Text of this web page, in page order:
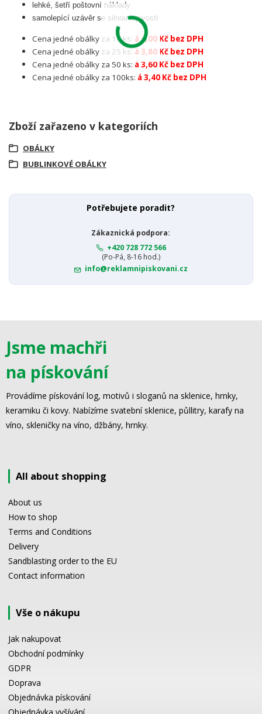
lehké, šetří poštovní náklady
samolepící uzávěr se silnou lepivostí
Cena jedné obálky za 10 ks: á 4,00 Kč bez DPH
Cena jedné obálky za 25 ks: á 3,80 Kč bez DPH
Cena jedné obálky za 50 ks: á 3,60 Kč bez DPH
Cena jedné obálky za 100ks: á 3,40 Kč bez DPH
Zboží zařazeno v kategoriích
OBÁLKY
BUBLINKOVÉ OBÁLKY
Potřebujete poradit?
Zákaznická podpora:
+420 728 772 566
(Po-Pá, 8-16 hod.)
info@reklamnipiskovani.cz
Jsme machři
na pískování
Provádíme pískování log, motivů i sloganů na sklenice, hrnky,
keramiku či kovy. Nabízíme svatební sklenice, půllitry, karafy na
víno, skleničky na víno, džbány, hrnky.
All about shopping
About us
How to shop
Terms and Conditions
Delivery
Sandblasting order to the EU
Contact information
Vše o nákupu
Jak nakupovat
Obchodní podmínky
GDPR
Doprava
Objednávka pískování